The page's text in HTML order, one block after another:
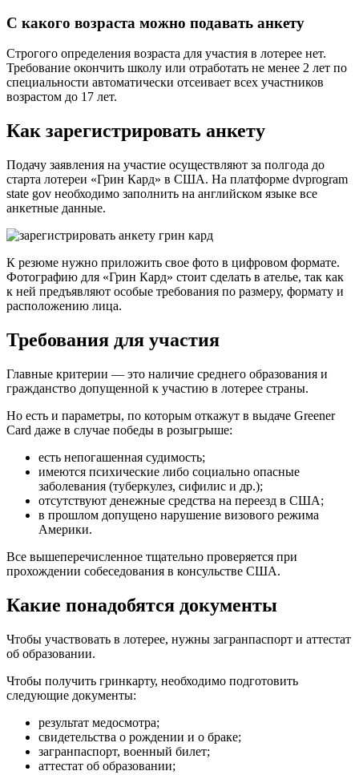
С какого возраста можно подавать анкету
Строгого определения возраста для участия в лотерее нет.
Требование окончить школу или отработать не менее 2 лет по
специальности автоматически отсеивает всех участников
возрастом до 17 лет.
Как зарегистрировать анкету
Подачу заявления на участие осуществляют за полгода до
старта лотереи «Грин Кард» в США. На платформе dvprogram
state gov необходимо заполнить на английском языке все
анкетные данные.
К резюме нужно приложить свое фото в цифровом формате.
Фотографию для «Грин Кард» стоит сделать в ателье, так как
к ней предъявляют особые требования по размеру, формату и
расположению лица.
Требования для участия
Главные критерии — это наличие среднего образования и
гражданство допущенной к участию в лотерее страны.
Но есть и параметры, по которым откажут в выдаче Greener
Card даже в случае победы в розыгрыше:
есть непогашенная судимость;
имеются психические либо социально опасные
заболевания (туберкулез, сифилис и др.);
отсутствуют денежные средства на переезд в США;
в прошлом допущено нарушение визового режима
Америки.
Все вышеперечисленное тщательно проверяется при
прохождении собеседования в консульстве США.
Какие понадобятся документы
Чтобы участвовать в лотерее, нужны загранпаспорт и аттестат
об образовании.
Чтобы получить гринкарту, необходимо подготовить
следующие документы:
результат медосмотра;
свидетельства о рождении и о браке;
загранпаспорт, военный билет;
аттестат об образовании;